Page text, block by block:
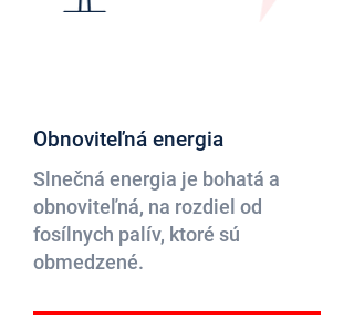
Obnoviteľná energia
Slnečná energia je bohatá a
obnoviteľná, na rozdiel od
fosílnych palív, ktoré sú
obmedzené.